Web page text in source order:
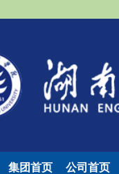
集团首页 公司首页